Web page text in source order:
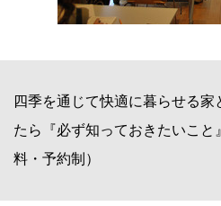
四季を通じて快適に暮らせる
たら『必ず知っておきたいこ
料・予約制）